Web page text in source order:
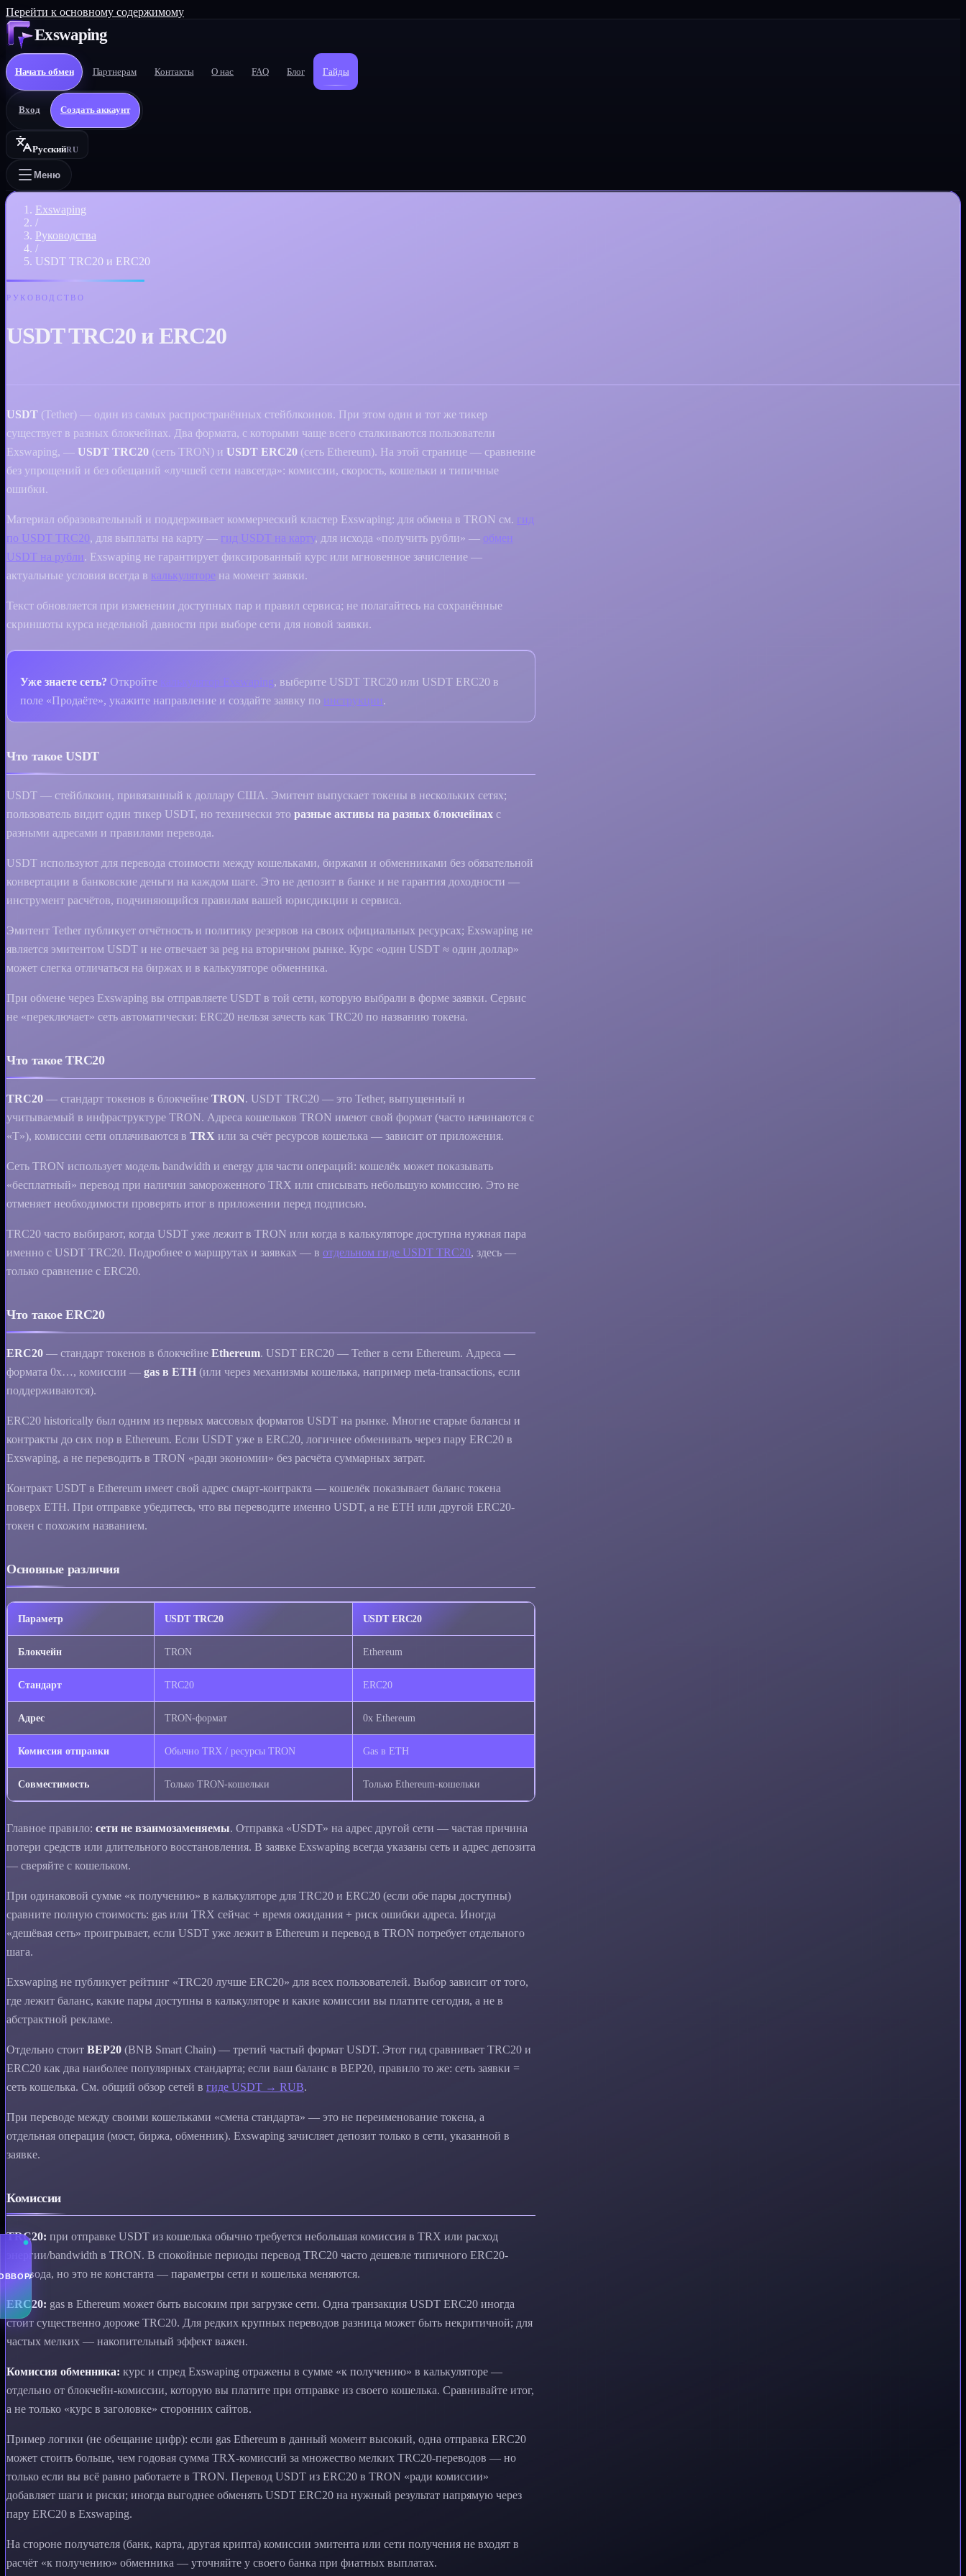
Перейти к основному содержимому
Exswaping
Начать обмен Партнерам Контакты О нас FAQ Блог Гайды
Вход Создать аккаунт
РусскийRU
Меню
Exswaping
/
Руководства
/
USDT TRC20 и ERC20
РУКОВОДСТВО
USDT TRC20 и ERC20
USDT (Tether) — один из самых распространённых стейблкоинов. При этом один и тот же тикер
существует в разных блокчейнах. Два формата, с которыми чаще всего сталкиваются пользователи
Exswaping, — USDT TRC20 (сеть TRON) и USDT ERC20 (сеть Ethereum). На этой странице — сравнение
без упрощений и без обещаний «лучшей сети навсегда»: комиссии, скорость, кошельки и типичные
ошибки.
Материал образовательный и поддерживает коммерческий кластер Exswaping: для обмена в TRON см. гид
по USDT TRC20, для выплаты на карту — гид USDT на карту, для исхода «получить рубли» — обмен
USDT на рубли. Exswaping не гарантирует фиксированный курс или мгновенное зачисление —
актуальные условия всегда в калькуляторе на момент заявки.
Текст обновляется при изменении доступных пар и правил сервиса; не полагайтесь на сохранённые
скриншоты курса недельной давности при выборе сети для новой заявки.
Уже знаете сеть? Откройте калькулятор Exswaping, выберите USDT TRC20 или USDT ERC20 в
поле «Продаёте», укажите направление и создайте заявку по инструкции.
Что такое USDT
USDT — стейблкоин, привязанный к доллару США. Эмитент выпускает токены в нескольких сетях;
пользователь видит один тикер USDT, но технически это разные активы на разных блокчейнах с
разными адресами и правилами перевода.
USDT используют для перевода стоимости между кошельками, биржами и обменниками без обязательной
конвертации в банковские деньги на каждом шаге. Это не депозит в банке и не гарантия доходности —
инструмент расчётов, подчиняющийся правилам вашей юрисдикции и сервиса.
Эмитент Tether публикует отчётность и политику резервов на своих официальных ресурсах; Exswaping не
является эмитентом USDT и не отвечает за peg на вторичном рынке. Курс «один USDT ≈ один доллар»
может слегка отличаться на биржах и в калькуляторе обменника.
При обмене через Exswaping вы отправляете USDT в той сети, которую выбрали в форме заявки. Сервис
не «переключает» сеть автоматически: ERC20 нельзя зачесть как TRC20 по названию токена.
Что такое TRC20
TRC20 — стандарт токенов в блокчейне TRON. USDT TRC20 — это Tether, выпущенный и
учитываемый в инфраструктуре TRON. Адреса кошельков TRON имеют свой формат (часто начинаются с
«T»), комиссии сети оплачиваются в TRX или за счёт ресурсов кошелька — зависит от приложения.
Сеть TRON использует модель bandwidth и energy для части операций: кошелёк может показывать
«бесплатный» перевод при наличии замороженного TRX или списывать небольшую комиссию. Это не
отменяет необходимости проверять итог в приложении перед подписью.
TRC20 часто выбирают, когда USDT уже лежит в TRON или когда в калькуляторе доступна нужная пара
именно с USDT TRC20. Подробнее о маршрутах и заявках — в отдельном гиде USDT TRC20, здесь —
только сравнение с ERC20.
Что такое ERC20
ERC20 — стандарт токенов в блокчейне Ethereum. USDT ERC20 — Tether в сети Ethereum. Адреса —
формата 0x…, комиссии — gas в ETH (или через механизмы кошелька, например meta-transactions, если
поддерживаются).
ERC20 historically был одним из первых массовых форматов USDT на рынке. Многие старые балансы и
контракты до сих пор в Ethereum. Если USDT уже в ERC20, логичнее обменивать через пару ERC20 в
Exswaping, а не переводить в TRON «ради экономии» без расчёта суммарных затрат.
Контракт USDT в Ethereum имеет свой адрес смарт-контракта — кошелёк показывает баланс токена
поверх ETH. При отправке убедитесь, что вы переводите именно USDT, а не ETH или другой ERC20-
токен с похожим названием.
Основные различия
Параметр USDT TRC20 USDT ERC20
Блокчейн TRON Ethereum
Стандарт TRC20 ERC20
Адрес TRON-формат 0x Ethereum
Комиссия отправки Обычно TRX / ресурсы TRON Gas в ETH
Совместимость Только TRON-кошельки Только Ethereum-кошельки
Главное правило: сети не взаимозаменяемы. Отправка «USDT» на адрес другой сети — частая причина
потери средств или длительного восстановления. В заявке Exswaping всегда указаны сеть и адрес депозита
— сверяйте с кошельком.
При одинаковой сумме «к получению» в калькуляторе для TRC20 и ERC20 (если обе пары доступны)
сравните полную стоимость: gas или TRX сейчас + время ожидания + риск ошибки адреса. Иногда
«дешёвая сеть» проигрывает, если USDT уже лежит в Ethereum и перевод в TRON потребует отдельного
шага.
Exswaping не публикует рейтинг «TRC20 лучше ERC20» для всех пользователей. Выбор зависит от того,
где лежит баланс, какие пары доступны в калькуляторе и какие комиссии вы платите сегодня, а не в
абстрактной рекламе.
Отдельно стоит BEP20 (BNB Smart Chain) — третий частый формат USDT. Этот гид сравнивает TRC20 и
ERC20 как два наиболее популярных стандарта; если ваш баланс в BEP20, правило то же: сеть заявки =
сеть кошелька. См. общий обзор сетей в гидe USDT → RUB.
При переводе между своими кошельками «смена стандарта» — это не переименование токена, а
отдельная операция (мост, биржа, обменник). Exswaping зачисляет депозит только в сети, указанной в
заявке.
Комиссии
TRC20: при отправке USDT из кошелька обычно требуется небольшая комиссия в TRX или расход
энергии/bandwidth в TRON. В спокойные периоды перевод TRC20 часто дешевле типичного ERC20-
перевода, но это не константа — параметры сети и кошелька меняются.
ERC20: gas в Ethereum может быть высоким при загрузке сети. Одна транзакция USDT ERC20 иногда
стоит существенно дороже TRC20. Для редких крупных переводов разница может быть некритичной; для
частых мелких — накопительный эффект важен.
Комиссия обменника: курс и спред Exswaping отражены в сумме «к получению» в калькуляторе —
отдельно от блокчейн-комиссии, которую вы платите при отправке из своего кошелька. Сравнивайте итог,
а не только «курс в заголовке» сторонних сайтов.
Пример логики (не обещание цифр): если gas Ethereum в данный момент высокий, одна отправка ERC20
может стоить больше, чем годовая сумма TRX-комиссий за множество мелких TRC20-переводов — но
только если вы всё равно работаете в TRON. Перевод USDT из ERC20 в TRON «ради комиссии»
добавляет шаги и риски; иногда выгоднее обменять USDT ERC20 на нужный результат напрямую через
пару ERC20 в Exswaping.
На стороне получателя (банк, карта, другая крипта) комиссии эмитента или сети получения не входят в
расчёт «к получению» обменника — уточняйте у своего банка при фиатных выплатах.